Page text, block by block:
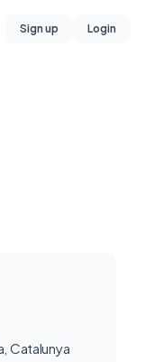
Sign up Login
Catalunya